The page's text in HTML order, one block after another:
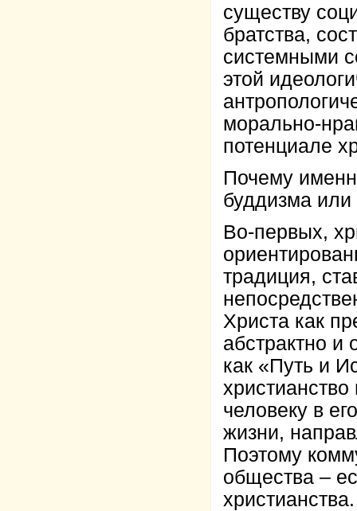
существу
братства,
системными
этой
морально-
потенциале
Почему
буддизма
Во-первых,
традиция,
Христа как
абстрактно и
как «Путь и
человеку в
жизни,
Поэтому
общества –
христианства.